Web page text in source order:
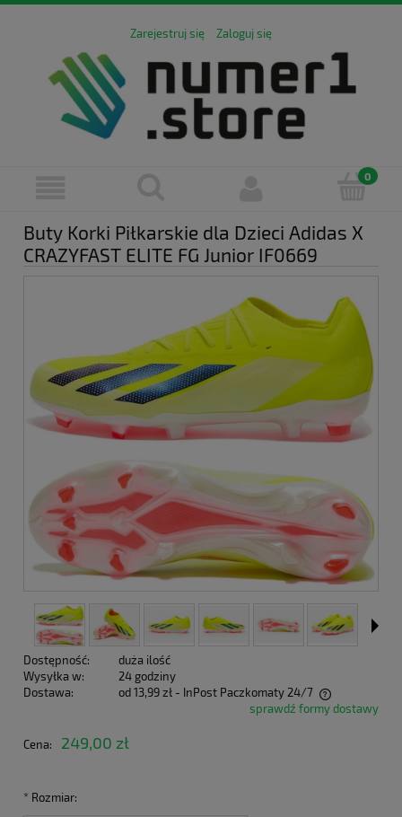
Zarejestruj się Zaloguj się
Buty Korki Piłkarskie dla Dzieci Adidas X
CRAZYFAST ELITE FG Junior IF0669
Dostępność:
duża ilość
Wysyłka w:
24 godziny
Dostawa:
od 13,99 zł - InPost Paczkomaty 24/7
Cena nie zawiera ewentualnych kosztów płatnościsprawdź formy dostawy
Cena: 249,00 zł
* Rozmiar: